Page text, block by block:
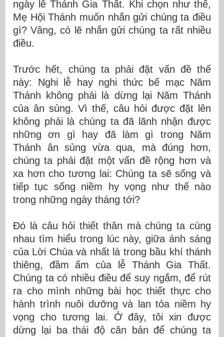
ngày lễ Thánh Gia Thất. Khi chọn như thế,
Mẹ Hội Thánh muốn nhắn gửi chúng ta điều
gì? Vâng, có lẽ nhắn gửi chúng ta rất nhiều
điều.
Trước hết, chúng ta phải đặt vấn đề thế
này: Nghi lễ hay nghi thức bế mạc Năm
Thánh không phải là dừng lại Năm Thánh
của ân sủng. Vì thế, câu hỏi được đặt lên
không phải là chúng ta đã lãnh nhận được
những ơn gì hay đã làm gì trong Năm
Thánh ân sủng vừa qua, mà đúng hơn,
chúng ta phải đặt một vấn đề rộng hơn và
xa hơn cho tương lai: Chúng ta sẽ sống và
tiếp tục sống niềm hy vọng như thế nào
trong những ngày tháng tới?
Đó là câu hỏi thiết thân mà chúng ta cùng
nhau tìm hiểu trong lúc này, giữa ánh sáng
của Lời Chúa và nhất là trong bầu khí thánh
thiêng, đầm ấm của lễ Thánh Gia Thất.
Chúng ta có nhiều điều để suy ngắm, để rút
ra cho mình những bài học thiết thực cho
hành trình nuôi dưỡng và lan tỏa niềm hy
vọng cho tương lai. Ở đây, tôi xin được
dừng lại ba thái độ căn bản để chúng ta